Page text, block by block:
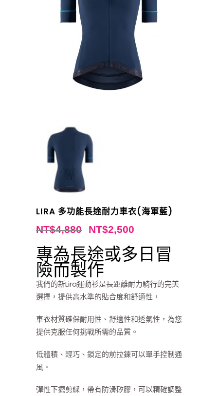
LIRA 多功能長途耐力車衣(海軍藍)
NT$4,880 NT$2,500
專為長途或多日冒
險而製作
我們的新Lira運動衫是長距離耐力騎行的完美
選擇，提供高水準的貼合度和舒適性，
車衣材質確保耐用性、舒適性和透氣性，為您
提供克服任何挑戰所需的品質。
低體積、輕巧、鎖定的前拉鍊可以單手控制通
風。
彈性下擺剪綵，帶有防滑矽膠，可以精確調整